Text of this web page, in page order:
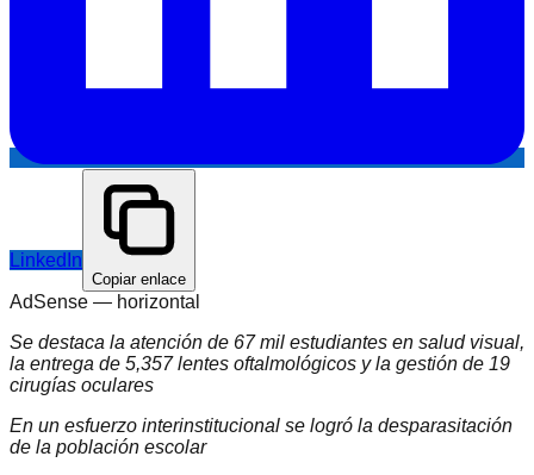
LinkedIn
Copiar enlace
AdSense — horizontal
Se destaca la atención de 67 mil estudiantes en salud visual,
la entrega de 5,357 lentes oftalmológicos y la gestión de 19
cirugías oculares
En un esfuerzo interinstitucional se logró la desparasitación
de la población escolar